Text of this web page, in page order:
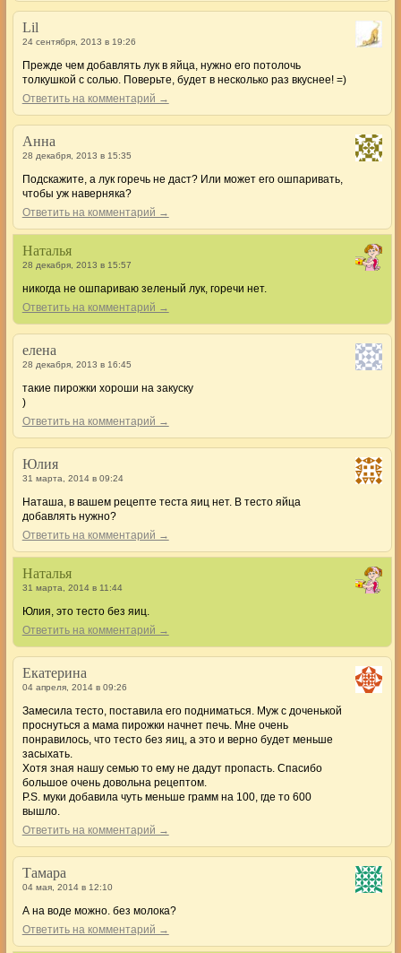
Lil
24 сентября, 2013 в 19:26
Прежде чем добавлять лук в яйца, нужно его потолочь
толкушкой с солью. Поверьте, будет в несколько раз вкуснее! =)
Ответить на комментарий →
Анна
28 декабря, 2013 в 15:35
Подскажите, а лук горечь не даст? Или может его ошпаривать,
чтобы уж наверняка?
Ответить на комментарий →
Наталья
28 декабря, 2013 в 15:57
никогда не ошпариваю зеленый лук, горечи нет.
Ответить на комментарий →
елена
28 декабря, 2013 в 16:45
такие пирожки хороши на закуску
)
Ответить на комментарий →
Юлия
31 марта, 2014 в 09:24
Наташа, в вашем рецепте теста яиц нет. В тесто яйца
добавлять нужно?
Ответить на комментарий →
Наталья
31 марта, 2014 в 11:44
Юлия, это тесто без яиц.
Ответить на комментарий →
Екатерина
04 апреля, 2014 в 09:26
Замесила тесто, поставила его подниматься. Муж с доченькой
проснуться а мама пирожки начнет печь. Мне очень
понравилось, что тесто без яиц, а это и верно будет меньше
засыхать.
Хотя зная нашу семью то ему не дадут пропасть. Спасибо
большое очень довольна рецептом.
Р.S. муки добавила чуть меньше грамм на 100, где то 600
вышло.
Ответить на комментарий →
Тамара
04 мая, 2014 в 12:10
А на воде можно. без молока?
Ответить на комментарий →